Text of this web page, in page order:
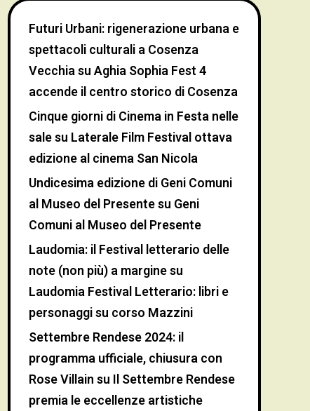
Futuri Urbani: rigenerazione urbana e
spettacoli culturali a Cosenza
VecchiasuAghia Sophia Fest 4
accende il centro storico di Cosenza
Cinque giorni di Cinema in Festa nelle
salesu Laterale Film Festival ottava
edizione al cinema San Nicola
Undicesima edizione di Geni Comuni
al Museo del Presentesu Geni
Comuni al Museo del Presente
Laudomia: il Festival letterario delle
note (non più) a marginesu
Laudomia Festival Letterario: libri e
personaggi su corso Mazzini
Settembre Rendese 2024: il
programma ufficiale, chiusura con
Rose Villainsu Il Settembre Rendese
premia le eccellenze artistiche